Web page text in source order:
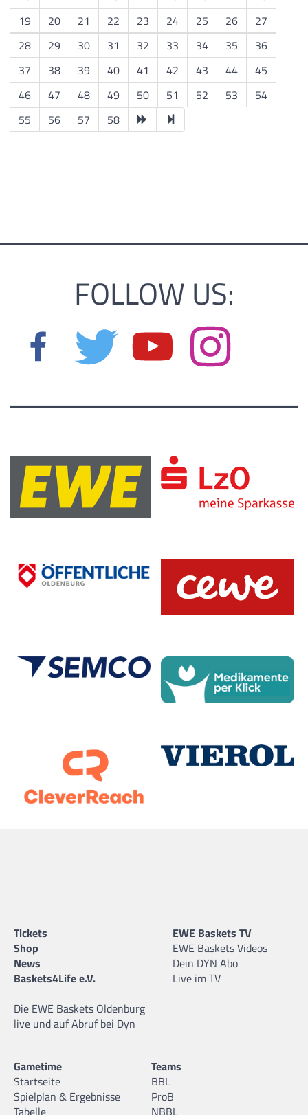
19
20 21 22 23 24 25 26
27
28
29 30 31 32 33 34 35
36
37
38 39 40 41 42 43 44
45
46
47 48 49 50 51 52 53
54
55
56 57 58
FOLLOW US:
Tickets
Shop
News
Baskets4Life e.V.
Die EWE Baskets Oldenburg
live und auf Abruf bei Dyn
EWE Baskets TV
EWE Baskets Videos
Dein DYN Abo
Live im TV
Gametime
Startseite
Spielplan & Ergebnisse
Teams
BBL
ProB